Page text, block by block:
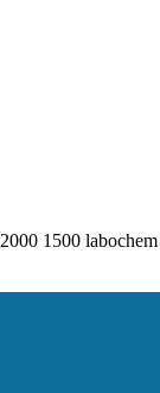
2000 1500 labochem